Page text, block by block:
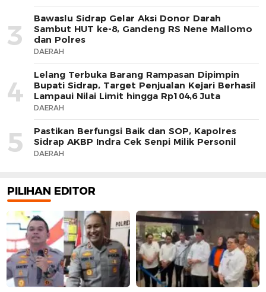
3
Bawaslu Sidrap Gelar Aksi Donor Darah
Sambut HUT ke-8, Gandeng RS Nene Mallomo
dan Polres
DAERAH
4
Lelang Terbuka Barang Rampasan Dipimpin
Bupati Sidrap, Target Penjualan Kejari Berhasil
Lampaui Nilai Limit hingga Rp104,6 Juta
DAERAH
5
Pastikan Berfungsi Baik dan SOP, Kapolres
Sidrap AKBP Indra Cek Senpi Milik Personil
DAERAH
PILIHAN EDITOR